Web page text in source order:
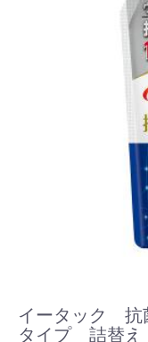
イータック 抗
タイプ 詰替え